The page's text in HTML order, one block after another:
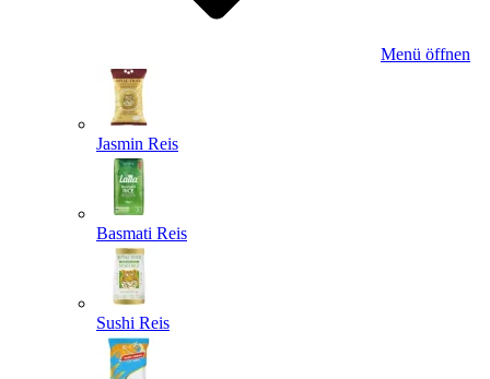
Menü öffnen
Jasmin Reis
Basmati Reis
Sushi Reis